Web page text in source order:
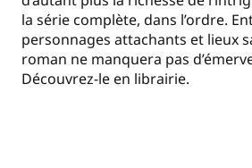
la série complète, dans l’ordre.
personnages attachants et lieux
roman ne manquera pas
Découvrez-le en librairie.